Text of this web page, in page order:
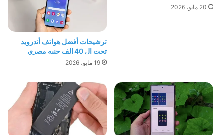
20 مايو، 2026
ترشيحات أفضل هواتف أندرويد
تحت ال 40 الف جنيه مصري
19 مايو، 2026